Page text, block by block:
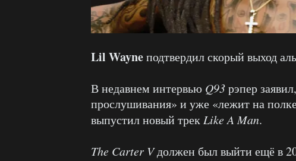
Lil Wayneподтвердил скорый выход
В недавнем интервью Q93рэпер
прослушивания» и уже «лежит на
выпустил новый трек Like A Man.
The Carter Vдолжен был выйти ещё в